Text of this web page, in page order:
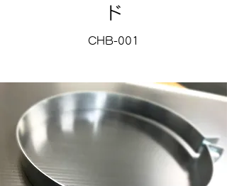
ド
CHB-001